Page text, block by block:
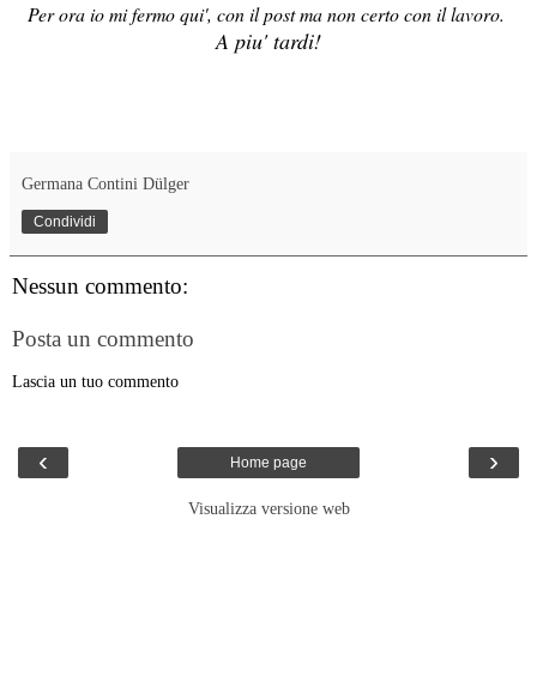
Per ora io mi fermo qui', con il post ma non certo con il lavoro.
A piu' tardi!
Germana Contini Dülger
Condividi
Nessun commento:
Posta un commento
Lascia un tuo commento
‹ ›
Home page
Visualizza versione web